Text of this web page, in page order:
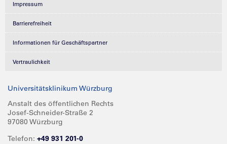
Impressum
Barrierefreiheit
Informationen für Geschäftspartner
Vertraulichkeit
Universitätsklinikum Würzburg
Anstalt des öffentlichen Rechts
Josef-Schneider-Straße 2
97080 Würzburg
Telefon: +49 931 201-0